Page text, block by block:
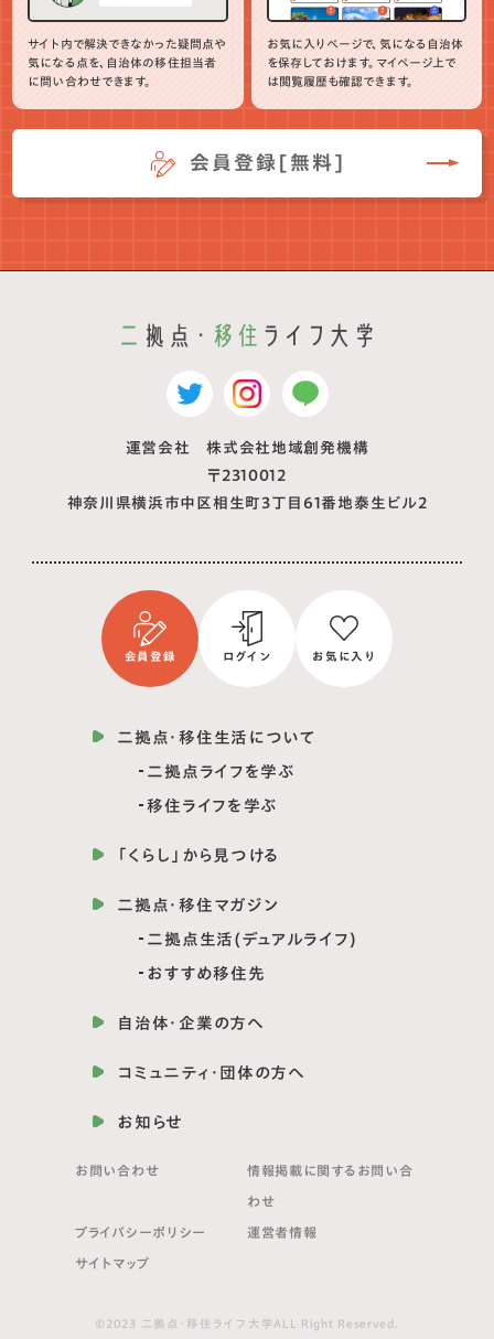
サイト内で解決できなかった疑問点や
気になる点を、自治体の移住担当者
に問い合わせできます。
お気に入りページで、気になる自治体
を保存しておけます。マイページ上で
は閲覧履歴も確認できます。
会員登録[無料]
運営会社 株式会社地域創発機構
〒2310012
神奈川県横浜市中区相生町3丁目61番地泰生ビル2
会員登録 ログイン お気に入り
二拠点・移住生活について
二拠点ライフを学ぶ
移住ライフを学ぶ
「くらし」から見つける
二拠点・移住マガジン
二拠点生活(デュアルライフ)
おすすめ移住先
自治体・企業の方へ
コミュニティ・団体の方へ
お知らせ
お問い合わせ 情報掲載に関する お問い合
わせ
プライバシーポリシー 運営者情報
サイトマップ
©2023 二拠点・移住ライフ大学ALL Right Reserved.